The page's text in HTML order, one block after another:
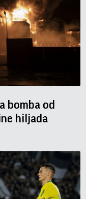
bomba od
hiljada